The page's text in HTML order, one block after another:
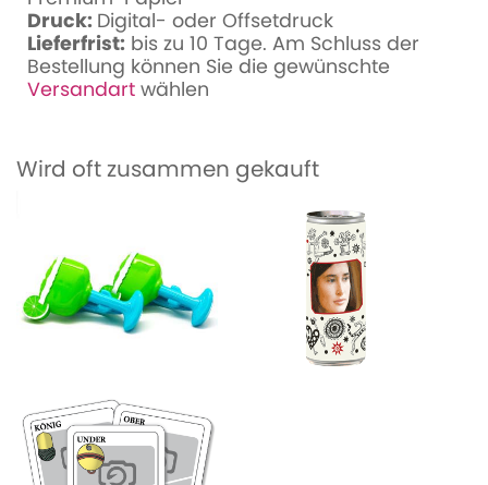
Druck: Digital- oder Offsetdruck
Lieferfrist: bis zu 10 Tage. Am Schluss der
Bestellung können Sie die gewünschte
Versandart wählen
Wird oft zusammen gekauft